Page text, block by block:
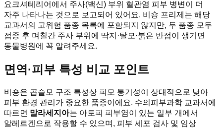
요크셔테리어에서 주사(백신) 부위 혈관염 피부 병변이 더
자주 나타나는 것으로 보고되어 있어요. 비숑 프리제는 해당
교과서의 고위험 품종 목록에 포함되지 않지만, 두 품종 모두
접종 후 며칠간 주사 부위에 딱지·탈모·붉은 반점이 생기면
동물병원에 꼭 알려주세요.
면역·피부 특성 비교 포인트
비숑은 곱슬모 구조 특성상 피모 통기성이 상대적으로 낮아
피부 환경 관리가 중요한 품종이에요. 수의피부과학 교과서에
따르면 말라세지아는 아토피 피부염이 있는 일부 개에서
알레르겐으로 작용할 수 있으며, 피부 세포 검사 및 임상